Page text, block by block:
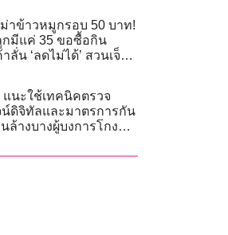
าข้าวหมูกรอบ 50 บาท!
กมีแค่ 35 ขอซื้อกิน
ลั่น ‘ลดไม่ได้’ สวนเจ็บ
แนะใช้เทคนิคตรวจ
ดิจิทัลและมาตรการกัน
ล้างบางผู้บงการโกง